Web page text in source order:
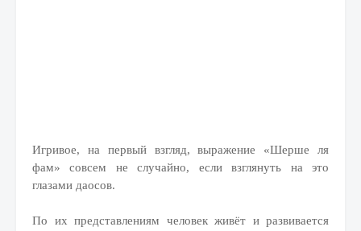
Игривое, на первый взгляд, выражение «Шерше ля
фам» совсем не случайно, если взглянуть на это
глазами даосов.
По их представлениям человек живёт и развивается